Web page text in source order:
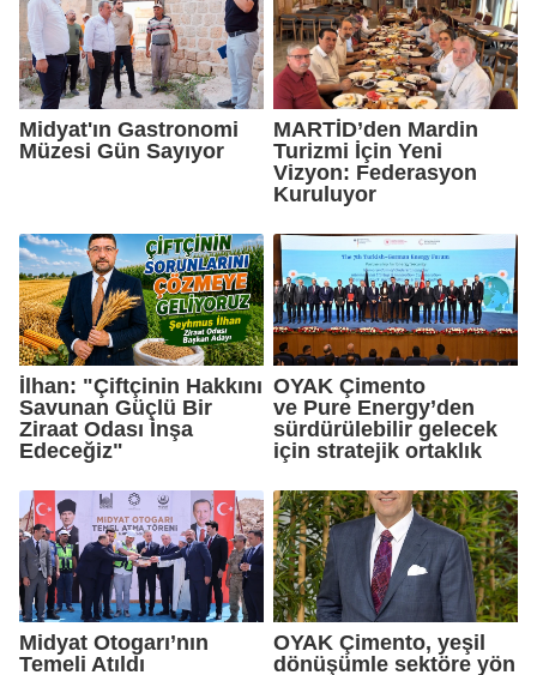
Midyat'ın Gastronomi
Müzesi Gün Sayıyor
MARTİD’den Mardin
Turizmi İçin Yeni
Vizyon: Federasyon
Kuruluyor
İlhan: "Çiftçinin Hakkını
Savunan Güçlü Bir
Ziraat Odası İnşa
Edeceğiz"
OYAK Çimento
ve Pure Energy’den
sürdürülebilir gelecek
için stratejik ortaklık
Midyat Otogarı’nın
Temeli Atıldı
OYAK Çimento, yeşil
dönüşümle sektöre yön